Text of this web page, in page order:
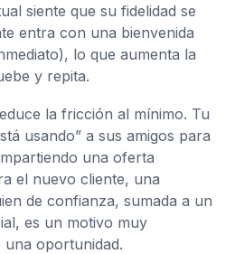
siente que su fidelidad se
entra con una bienvenida
lo que aumenta la
y repita.
la fricción al mínimo. Tu
usando” a sus amigos para
una oferta
el nuevo cliente, una
de confianza, sumada a un
es un motivo muy
oportunidad.